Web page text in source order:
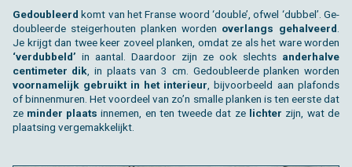
Ge­dou­bleerd komt van het Fran­se woord ‘dou­ble’, ofwel ‘dub­bel’. Ge­
dou­bleer­de stei­ger­hou­ten plan­ken wor­den over­langs ge­hal­veerd
Je krijgt dan twee keer zo­veel plan­ken, omdat ze als het ware wor­den
‘ver­dub­beld’ in aan­tal. Daar­door zijn ze ook slechts an­der­hal­ve
cen­ti­me­ter dik , in plaats van 3 cm. Ge­dou­bleer­de plan­ken wor­den
voor­na­me­lijk ge­bruikt in het in­te­ri­eur , bij­voor­beeld aan pla­fonds
of bin­nen­mu­ren. Het voor­deel van zo’n smal­le plan­ken is ten eer­ste dat
ze min­der plaats in­ne­men, en ten twee­de dat ze lich­ter zijn, wat de
plaat­sing ver­ge­mak­ke­lijkt.